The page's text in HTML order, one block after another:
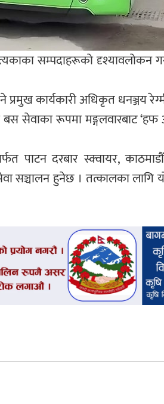
सम्पदाहरूको दृश्यावलोकन
प्रमुख कार्यकारी अधिकृत धनञ्जय
बस सेवाका रूपमा मङ्गलवारबाट
दरबार स्क्वायर, काठमाडौँ
सञ्चालन हुनेछ । तत्कालका लागि